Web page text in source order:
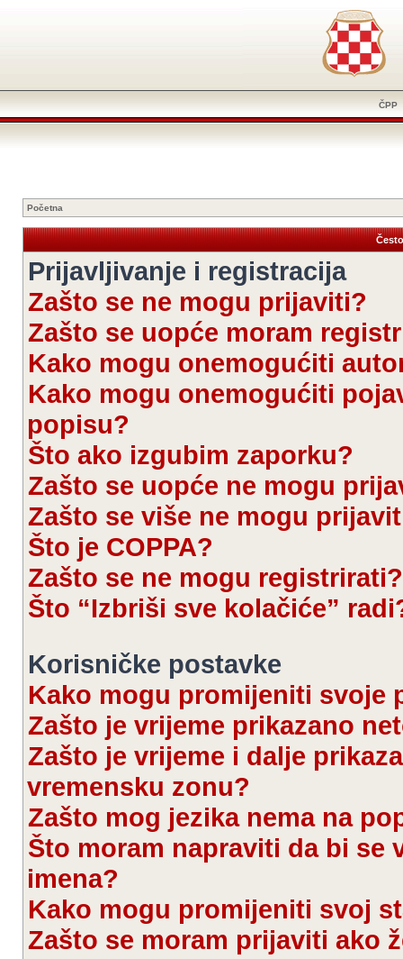
ČPP
Početna
Prijavljivanje i registracija
Zašto se ne mogu prijaviti?
Zašto se uopće moram
Kako mogu onemogućiti
Kako mogu onemogućiti
popisu?
Što ako izgubim zaporku?
Zašto se uopće ne mogu
Zašto se više ne mogu
Što je COPPA?
Zašto se ne mogu registrirati?
Što “Izbriši sve kolačiće”
Korisničke postavke
Kako mogu promijeniti svoje
Zašto je vrijeme prikazano
Zašto je vrijeme i dalje
vremensku zonu?
Zašto mog jezika nema na
Što moram napraviti da bi
imena?
Kako mogu promijeniti svoj
Zašto se moram prijaviti ako